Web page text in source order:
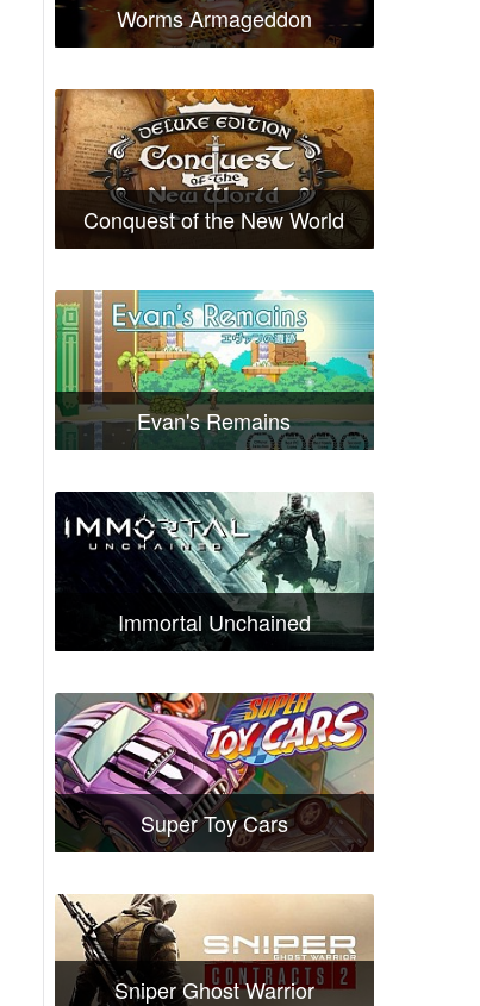
Worms Armageddon
Conquest of the New World
Evan's Remains
Immortal Unchained
Super Toy Cars
Sniper Ghost Warrior